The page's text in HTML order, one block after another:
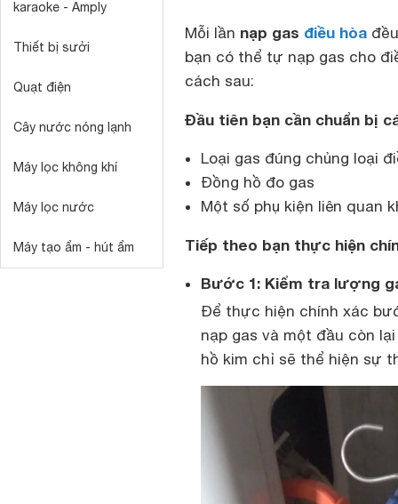
karaoke - Amply
Thiết bị sưởi
Quạt điện
Cây nước nóng lạnh
Máy lọc không khí
Máy lọc nước
Máy tạo ẩm - hút ẩm
Mỗi lần nạp gas điều hòa
bạn có thể tự nạp gas cho
cách sau:
Đầu tiên bạn cần chuẩn bị
Loại gas đúng chủng loại
Đồng hồ đo gas
Một số phụ kiện liên quan
Tiếp theo bạn thực hiện
Bước 1: Kiểm tra lượng
Để thực hiện chính xác
nạp gas và một đầu còn
hồ kim chỉ sẽ thể hiện sự